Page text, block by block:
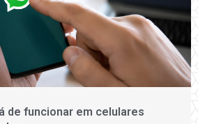
de funcionar em celulares